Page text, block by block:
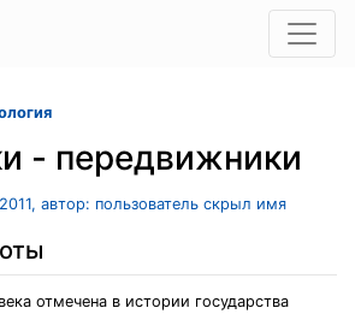
- передвижники
автор: пользователь скрыл имя
отмечена в истории государства